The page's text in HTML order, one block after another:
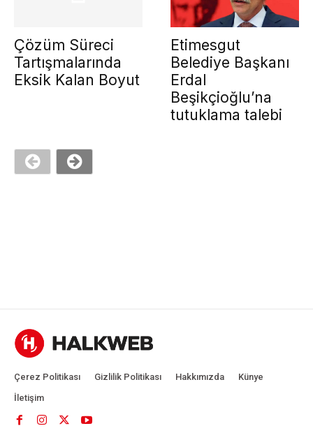
Çözüm Süreci
Tartışmalarında
Eksik Kalan Boyut
Etimesgut
Belediye Başkanı
Erdal
Beşikçioğlu’na
tutuklama talebi
Çerez Politikası Gizlilik Politikası Hakkımızda
Künye
İletişim